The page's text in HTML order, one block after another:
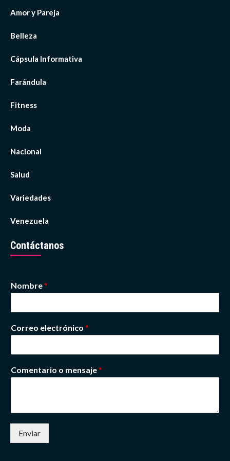
Amor y Pareja
Belleza
Cápsula Informativa
Farándula
Fitness
Moda
Nacional
Salud
Variedades
Venezuela
Contáctanos
Nombre*
Correo electrónico *
Comentario o mensaje*
Enviar